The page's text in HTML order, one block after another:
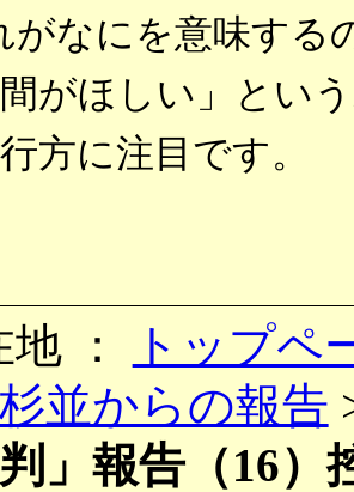
がなにを意味する
がほしい」とい
方に注目です。
：
トップペ
杉並からの報告
判」報告（16）